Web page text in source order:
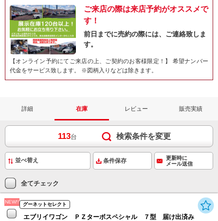
ご来店の際は来店予約がオススメで
す！
前日までに売約の際には、ご連絡致しま
す。
【オンライン予約にてご来店の上、ご契約のお客様限定！】 希望ナンバー
代金をサービス致します。 ※図柄入りなどは除きます。
詳細 在庫 レビュー 販売実績
113台 検索条件を変更
条件保存
更新時に
メール送信
全てチェック
NEW!! グーネットセレクト
エブリイワゴン ＰＺターボスペシャル ７型 届け出済み